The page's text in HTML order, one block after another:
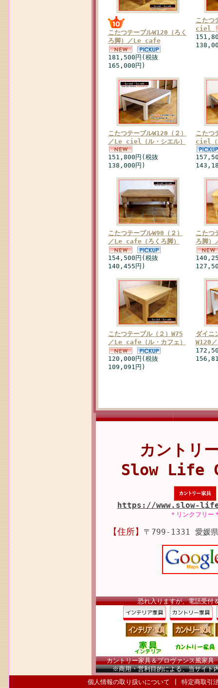
こたつテーブルW120（ろく
ろ脚）／Le cafe
181,500円(税抜
165,000円)
こたつ
ciel
こたつテーブルW120（２）
／Le ciel（ル・シエル）
151,800円(税抜
138,000円)
こたつ
ciel（
こたつテーブルW90（２）
／Le cafe（ろくろ脚）
154,500円(税抜
140,455円)
こたつ
ろ脚
こたつテーブル（２）W75
／Le cafe（ル・カフェ）
120,000円(税抜
109,091円)
ダイニ
カントリ
Slow Life
https://www.slow-
＊リンクフリー
【住所】 〒799-1331 愛媛
恐れ入りますが、電話受付
カントリー家具＆プロヴァンス風家
※商用・営利目的による、当サイト
個人情報の取り扱いについて
特定商取引